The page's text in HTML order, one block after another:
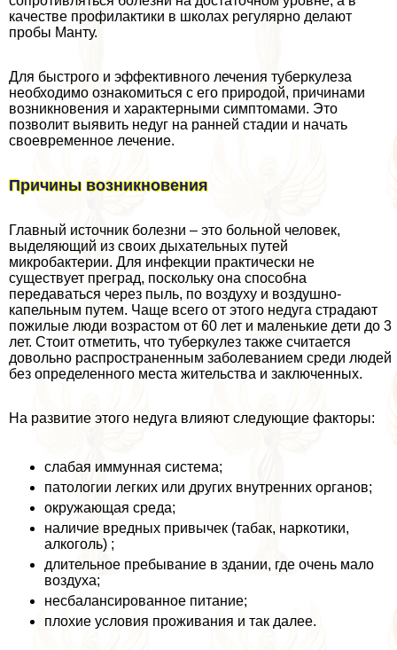
качестве профилактики в школах регулярно делают
пробы Манту.
Для быстрого и эффективного лечения туберкулеза
необходимо ознакомиться с его природой, причинами
возникновения и хаpaктерными симптомами. Это
позволит выявить недуг на ранней стадии и начать
своевременное лечение.
Причины возникновения
Главный источник болезни – это больной человек,
выделяющий из своих дыхательных путей
микробактерии. Для инфекции пpaктически не
существует преград, поскольку она способна
передаваться через пыль, по воздуху и воздушно-
капельным путем. Чаще всего от этого недуга страдают
пожилые люди возрастом от 60 лет и маленькие дети до 3
лет. Стоит отметить, что туберкулез также считается
довольно распространенным заболеванием среди людей
без определенного места жительства и заключенных.
На развитие этого недуга влияют следующие факторы:
слабая иммунная система;
патологии легких или других внутренних органов;
окружающая среда;
наличие вредных привычек (табак, наркотики,
алкоголь) ;
длительное пребывание в здании, где очень мало
воздуха;
несбалансированное питание;
плохие условия проживания и так далее.